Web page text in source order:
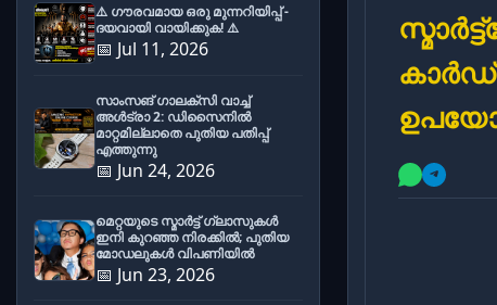
⚠️ ഗൗരവമായ ഒരു മുന്നറിയിപ്പ് -
ദയവായി വായിക്കുക! ⚠️
📅 Jul 11, 2026
സാംസങ് ഗാലക്സി വാച്ച്
അൾട്രാ 2: ഡിസൈനിൽ
മാറ്റമില്ലാതെ പുതിയ പതിപ്പ്
എത്തുന്നു
📅 Jun 24, 2026
മെറ്റയുടെ സ്മാർട്ട് ഗ്ലാസുകൾ
ഇനി കുറഞ്ഞ നിരക്കിൽ; പുതിയ
മോഡലുകൾ വിപണിയിൽ
📅 Jun 23, 2026